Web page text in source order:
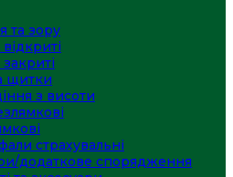
та зору
щитки
з висоти
страхувальні
додаткове спорядження